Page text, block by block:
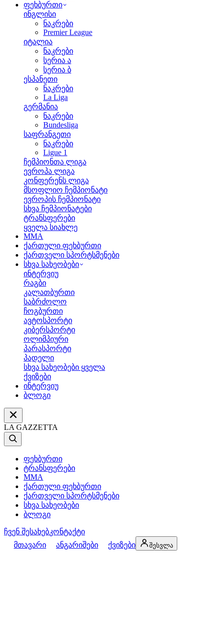
ფეხბურთი
ინგლისი
ნაკრები
Premier League
იტალია
ნაკრები
სერია ა
სერია ბ
ესპანეთი
ნაკრები
La Liga
გერმანია
ნაკრები
Bundesliga
საფრანგეთი
ნაკრები
Ligue 1
ჩემპიონთა ლიგა
ევროპა ლიგა
კონფერენს ლიგა
მსოფლიო ჩემპიონატი
ევროპის ჩემპიონატი
სხვა ჩემპიონატები
ტრანსფერები
ყველა სიახლე
MMA
ქართული ფეხბურთი
ქართველი სპორტსმენები
სხვა სახეობები
ინტერვიუ
რაგბი
კალათბურთი
საბრძოლო
ჩოგბურთი
ავტოსპორტი
კიბერსპორტი
ოლიმპიური
პარასპორტი
პადელი
სხვა სახეობები ყველა
ქვიზები
ინტერვიუ
ბლოგი
LA GAZZETTA
ფეხბურთი
ტრანსფერები
MMA
ქართული ფეხბურთი
ქართველი სპორტსმენები
სხვა სახეობები
ბლოგი
ჩვენ შესახებკონტაქტი
მთავარი
ანგარიშები ქვიზები შესვლა